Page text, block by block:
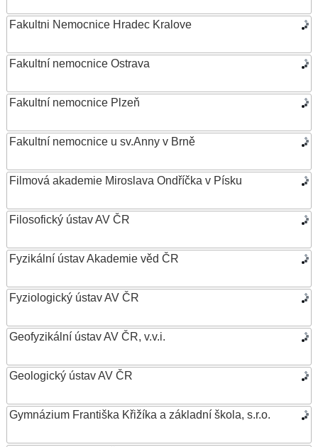
Fakultni Nemocnice Hradec Kralove
Fakultní nemocnice Ostrava
Fakultní nemocnice Plzeň
Fakultní nemocnice u sv.Anny v Brně
Filmová akademie Miroslava Ondříčka v Písku
Filosofický ústav AV ČR
Fyzikální ústav Akademie věd ČR
Fyziologický ústav AV ČR
Geofyzikální ústav AV ČR, v.v.i.
Geologický ústav AV ČR
Gymnázium Františka Křižíka a základní škola, s.r.o.